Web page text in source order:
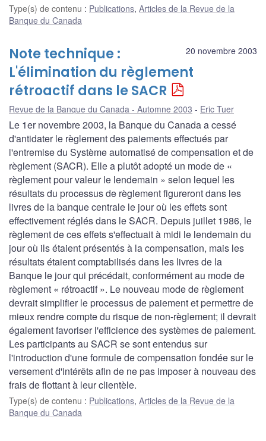
Type(s) de contenu : Publications, Articles de la Revue de la
Banque du Canada
20 novembre 2003
Note technique :
L'élimination du règlement
rétroactif dans le SACR
Revue de la Banque du Canada - Automne 2003 Eric Tuer
Le 1er novembre 2003, la Banque du Canada a cessé
d'antidater le règlement des paiements effectués par
l'entremise du Système automatisé de compensation et de
règlement (SACR). Elle a plutôt adopté un mode de «
règlement pour valeur le lendemain » selon lequel les
résultats du processus de règlement figureront dans les
livres de la banque centrale le jour où les effets sont
effectivement réglés dans le SACR. Depuis juillet 1986, le
règlement de ces effets s'effectuait à midi le lendemain du
jour où ils étaient présentés à la compensation, mais les
résultats étaient comptabilisés dans les livres de la
Banque le jour qui précédait, conformément au mode de
règlement « rétroactif ». Le nouveau mode de règlement
devrait simplifier le processus de paiement et permettre de
mieux rendre compte du risque de non-règlement; il devrait
également favoriser l'efficience des systèmes de paiement.
Les participants au SACR se sont entendus sur
l'introduction d'une formule de compensation fondée sur le
versement d'intérêts afin de ne pas imposer à nouveau des
frais de flottant à leur clientèle.
Type(s) de contenu : Publications, Articles de la Revue de la
Banque du Canada